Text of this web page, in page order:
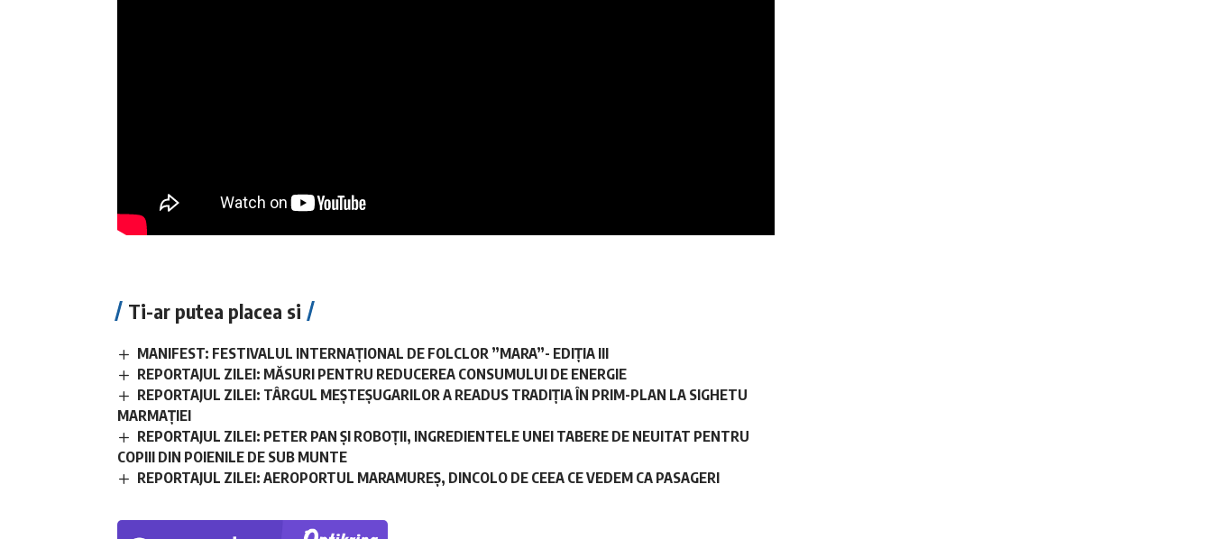
Ti-ar putea placea si
MANIFEST: FESTIVALUL INTERNAȚIONAL DE FOLCLOR ”MARA”- EDIȚIA III
REPORTAJUL ZILEI: MĂSURI PENTRU REDUCEREA CONSUMULUI DE ENERGIE
REPORTAJUL ZILEI: TÂRGUL MEȘTEȘUGARILOR A READUS TRADIȚIA ÎN PRIM-PLAN LA SIGHETU
MARMAȚIEI
REPORTAJUL ZILEI: PETER PAN ȘI ROBOȚII, INGREDIENTELE UNEI TABERE DE NEUITAT PENTRU
COPIII DIN POIENILE DE SUB MUNTE
REPORTAJUL ZILEI: AEROPORTUL MARAMUREȘ, DINCOLO DE CEEA CE VEDEM CA PASAGERI